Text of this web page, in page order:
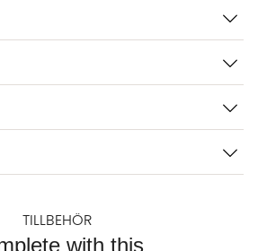
TILLBEHÖR
with this